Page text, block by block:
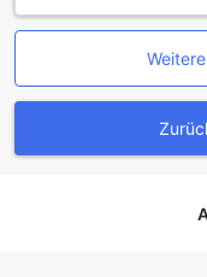
Sie Snacks und
erwerben können.
tägliche
Rückzugsort stets
bietet seinen Gästen